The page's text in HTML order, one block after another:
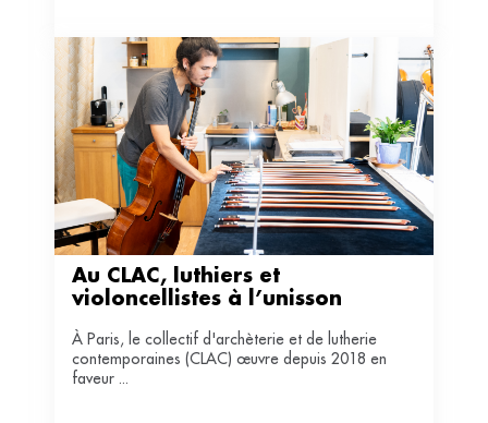
Au CLAC, luthiers et
violoncellistes à l’unisson
À Paris, le collectif d'archèterie et de lutherie
contemporaines (CLAC) œuvre depuis 2018 en
faveur ...